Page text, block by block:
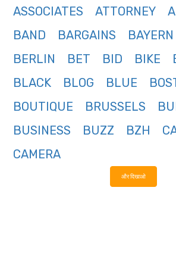
ASSOCIATES
ATTORNEY
BAND
BARGAINS BAYERN
BERLIN
BET BID BIKE
BLACK
BLOG BLUE
BOUTIQUE
BRUSSELS
BUSINESS
BUZZ BZH
CAMERA
और दिखाओ